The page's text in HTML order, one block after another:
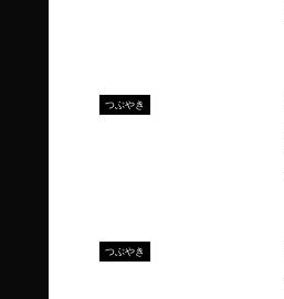
つぶやき
つぶやき